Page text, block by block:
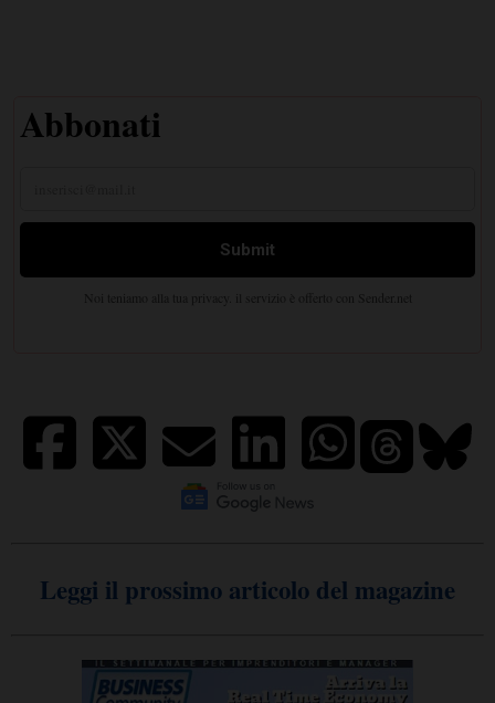
Leggi il prossimo articolo del magazine